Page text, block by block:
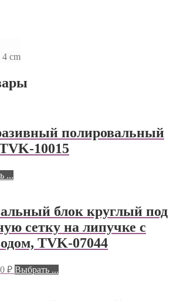
4 cm
полировальный
10015
...
блок круглый под
сетку на липучке с
TVK-07044
₽ Выбрать ...